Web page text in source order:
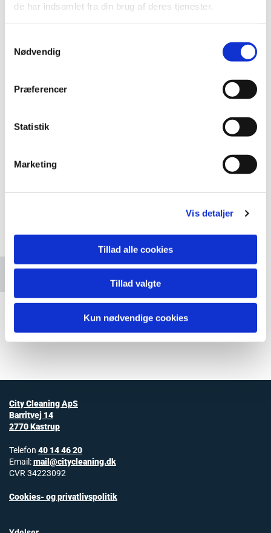
de har indsamlet fra din brug af deres tjenester.
Nødvendig
Præferencer
Statistik
Marketing
Vis detaljer
Tillad alle cookies
Tillad valgte
Kun nødvendige cookies
kort.
City Cleaning ApS
Barritvej 14
2770Kastrup
Telefon 40 14 46 20
Email:mail@citycleaning.dk
CVR 34223092
Cookies- og privatlivspolitik